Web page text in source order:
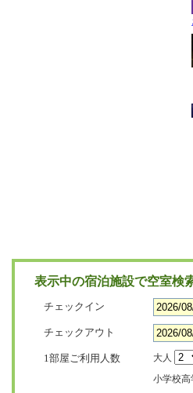
表示中の宿泊施設で空室検
チェックイン
チェックアウト
1部屋ご利用人数 大人
小学校高